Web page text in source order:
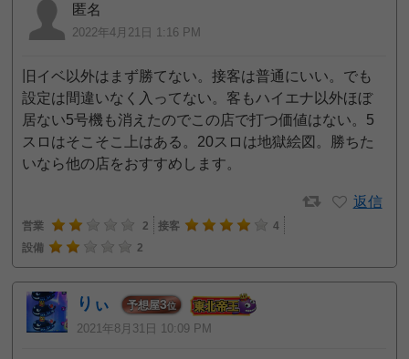
匿名
2022年4月21日 1:16 PM
旧イベ以外はまず勝てない。接客は普通にいい。でも
設定は間違いなく入ってない。客もハイエナ以外ほぼ
居ない5号機も消えたのでこの店で打つ価値はない。5
スロはそこそこ上はある。20スロは地獄絵図。勝ちた
いなら他の店をおすすめします。
返信
営業 2 接客
4
設備
2
りぃ 予想屋3位
2021年8月31日 10:09 PM